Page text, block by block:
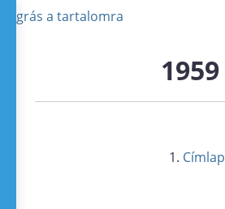
Ugrás a tartalomra
1959
Címlap